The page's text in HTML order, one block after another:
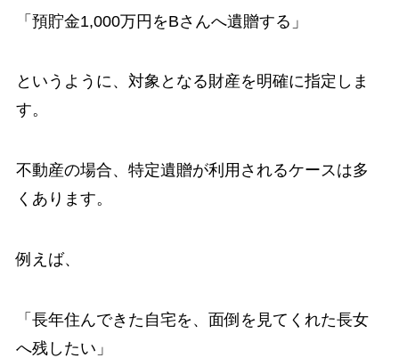
「預貯金1,000万円をBさんへ遺贈する」
というように、対象となる財産を明確に指定しま
す。
不動産の場合、特定遺贈が利用されるケースは多
くあります。
例えば、
「長年住んできた自宅を、面倒を見てくれた長女
へ残したい」